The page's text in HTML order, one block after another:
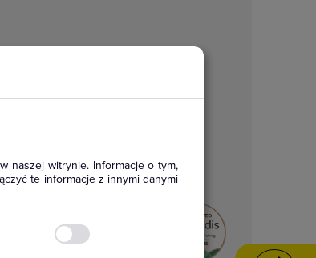
naszej witrynie. Informacje o tym,
te informacje z innymi danymi